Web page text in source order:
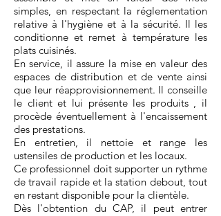
simples, en respectant la réglementation
relative à l'hygiène et à la sécurité. Il les
conditionne et remet à température les
plats cuisinés.
En service, il assure la mise en valeur des
espaces de distribution et de vente ainsi
que leur réapprovisionnement. Il conseille
le client et lui présente les produits , il
procède éventuellement à l'encaissement
des prestations.
En entretien, il nettoie et range les
ustensiles de production et les locaux.
Ce professionnel doit supporter un rythme
de travail rapide et la station debout, tout
en restant disponible pour la clientèle.
Dès l'obtention du CAP, il peut entrer